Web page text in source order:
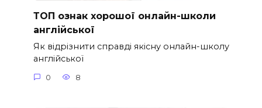
ТОП ознак хорошої онлайн-школи
англійської
Як відрізнити справді якісну онлайн-школу
англійської
0 8